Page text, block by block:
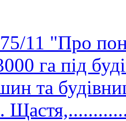
11 "Про
га під
та